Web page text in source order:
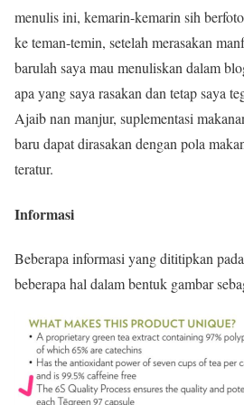
menulis ini, kemarin-kemarin sih
ke teman-temin, setelah merasakan
barulah saya mau menuliskan dalam
apa yang saya rasakan dan tetap saya
Ajaib nan manjur, suplementasi
baru dapat dirasakan dengan pola
teratur.
Informasi
Beberapa informasi yang dititipkan
beberapa hal dalam bentuk gambar